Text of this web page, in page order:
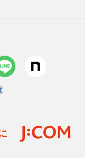
スでトライ量産
「15番はゲームドライバ